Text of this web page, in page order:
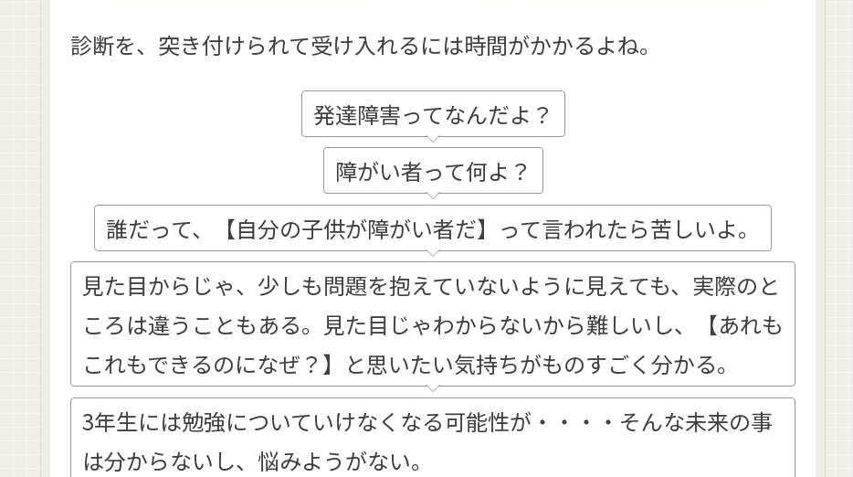
診断を、突き付けられて受け入れるには時間がかかるよね。
発達障害ってなんだよ？
障がい者って何よ？
誰だって、【自分の子供が障がい者だ】って言われたら苦しいよ。
見た目からじゃ、少しも問題を抱えていないように見えても、実際のと
ころは違うこともある。見た目じゃわからないから難しいし、【あれも
これもできるのになぜ？】と思いたい気持ちがものすごく分かる。
3年生には勉強についていけなくなる可能性が・・・・そんな未来の事
は分からないし、悩みようがない。